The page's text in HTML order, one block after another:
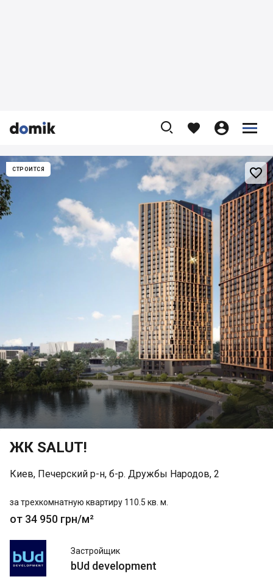


    


СТРОИТСЯ 
ЖК SALUT!
Киев, Печерский р-н, б-р. Дружбы Народов, 2
за трехкомнатную квартиру 110.5 кв. м.
от 34 950 грн/м²
development
Застройщик
bUd development